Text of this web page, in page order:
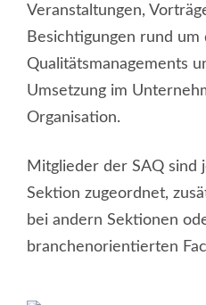
Veranstaltungen,
Besichtigungen rund um
Qualitätsmanagements
Umsetzung im
Organisation.
Mitglieder der SAQ sind
Sektion zugeordnet,
bei andern Sektionen
branchenorientierten